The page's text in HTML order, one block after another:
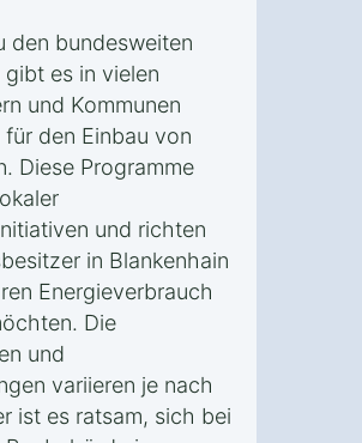
den bundesweiten
es in vielen
und Kommunen
den Einbau von
Diese Programme
und richten
in Blankenhain
Energieverbrauch
Die
und
variieren je nach
ist es ratsam, sich bei